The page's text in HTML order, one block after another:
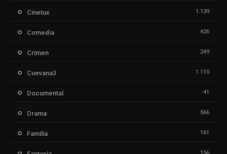
Cinetux 1.139
Comedia 426
Crimen 249
Cuevana3 1.110
Documental 41
Drama 566
Familia 161
156